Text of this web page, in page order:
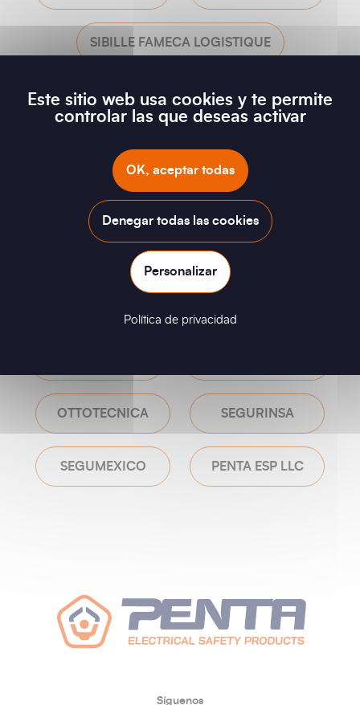
SIBILLE FAMECA LOGISTIQUE
ALROC CSA PRODUCTION
FAMECA ELECTRONICS
SFE INTERNATIONAL TECHNOWILL
MOS INDUSTRIE
OTTOTECNICA SEGURINSA
SEGUMEXICO PENTA ESP LLC
Síguenos
Este sitio web usa cookies y te permite
controlar las que deseas activar
OK, aceptar todas
Denegar todas las cookies
Personalizar
Política de privacidad